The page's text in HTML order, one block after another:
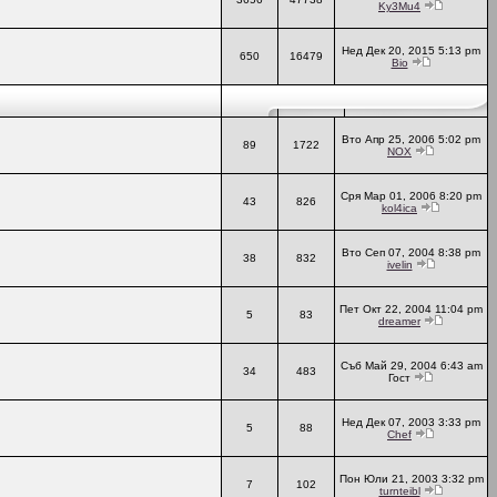
Ky3Mu4
650 16479
Нед Дек 20, 2015 5:13 pm
Bio
89 1722
Вто Апр 25, 2006 5:02 pm
NOX
43 826
Сря Мар 01, 2006 8:20 pm
kol4ica
38 832
Вто Сеп 07, 2004 8:38 pm
ivelin
5 83
Пет Окт 22, 2004 11:04 pm
dreamer
34 483
Съб Май 29, 2004 6:43 am
Гост
5 88
Нед Дек 07, 2003 3:33 pm
Chef
7 102
Пон Юли 21, 2003 3:32 pm
turnteibl